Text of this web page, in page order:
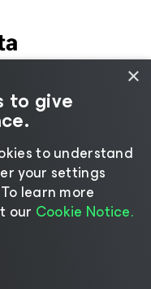
×
to give
to understand
your settings
learn more
our Cookie Notice.